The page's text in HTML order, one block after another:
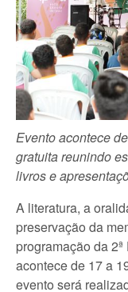
Evento acontece
gratuita reunindo
livros e
A literatura, a
preservação da
programação da
acontece de 17 a
evento será